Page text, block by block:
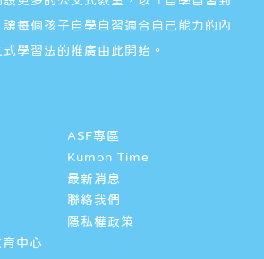
每個孩子自學自習適合自己能力的內
學習法的推廣由此開始。
ASF專區
Kumon Time
最新消息
聯絡我們
隱私權政策
中心